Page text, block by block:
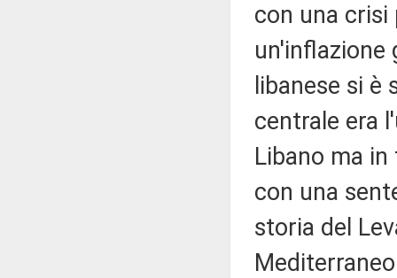
con una crisi
un'inflazione
libanese si è
centrale era
Libano ma
con una
storia del